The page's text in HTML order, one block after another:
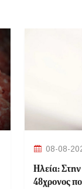
08-08-
Ηλεία:
48χρονος